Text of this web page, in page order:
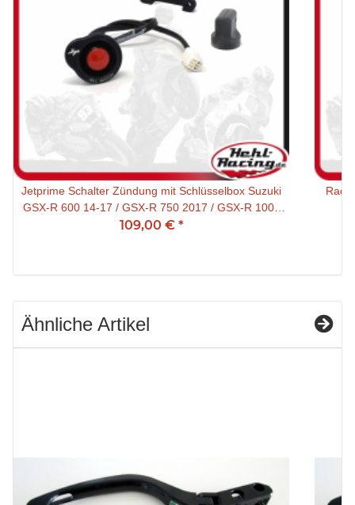
Jetprime Schalter Zündung mit Schlüsselbox Suzuki
GSX-R 600 14-17 / GSX-R 750 2017 / GSX-R 1000
14-21 schwarz
109,00 € *
Ähnliche Artikel